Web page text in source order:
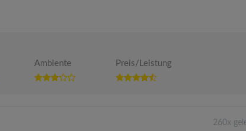
Ambiente Preis/Leistung
260x